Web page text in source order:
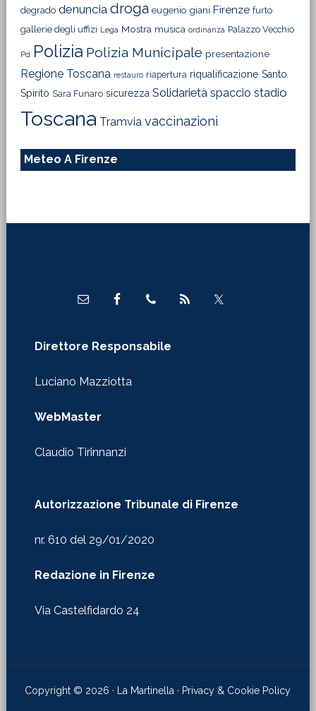
degrado denuncia droga eugenio giani Firenze furto
gallerie degli uffizi Lega Mostra musica ordinanza Palazzo Vecchio
Pd Polizia Polizia Municipale presentazione
Regione Toscana restauro riapertura riqualificazione Santo
Spirito Sara Funaro sicurezza Solidarietà spaccio stadio
Toscana Tramvia vaccinazioni
Meteo A Firenze
Direttore Responsabile
Luciano Mazziotta
WebMaster
Claudio Tirinnanzi
Autorizzazione Tribunale di Firenze
nr. 610 del 29/01/2020
Redazione in Firenze
Via Castelfidardo 24
Copyright © 2026 · La Martinella · Privacy & Cookie Policy